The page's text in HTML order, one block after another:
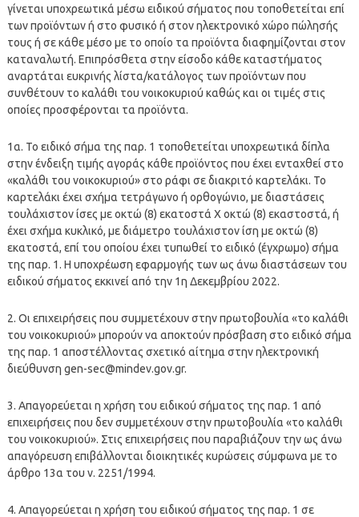
γίνεται υποχρεωτικά μέσω ειδικού σήματος που τοποθετείται επί
των προϊόντων ή στο φυσικό ή στον ηλεκτρονικό χώρο πώλησής
τους ή σε κάθε μέσο με το οποίο τα προϊόντα διαφημίζονται στον
καταναλωτή. Επιπρόσθετα στην είσοδο κάθε καταστήματος
αναρτάται ευκρινής λίστα/κατάλογος των προϊόντων που
συνθέτουν το καλάθι του νοικοκυριού καθώς και οι τιμές στις
οποίες προσφέρονται τα προϊόντα.
1α. Το ειδικό σήμα της παρ. 1 τοποθετείται υποχρεωτικά δίπλα
στην ένδειξη τιμής αγοράς κάθε προϊόντος που έχει ενταχθεί στο
«καλάθι του νοικοκυριού» στο ράφι σε διακριτό καρτελάκι. Το
καρτελάκι έχει σχήμα τετράγωνο ή ορθογώνιο, με διαστάσεις
τουλάχιστον ίσες με οκτώ (8) εκατοστά Χ οκτώ (8) εκαστοστά, ή
έχει σχήμα κυκλικό, με διάμετρο τουλάχιστον ίση με οκτώ (8)
εκατοστά, επί του οποίου έχει τυπωθεί το ειδικό (έγχρωμο) σήμα
της παρ. 1. Η υποχρέωση εφαρμογής των ως άνω διαστάσεων του
ειδικού σήματος εκκινεί από την 1η Δεκεμβρίου 2022.
2. Οι επιχειρήσεις που συμμετέχουν στην πρωτοβουλία «το καλάθι
του νοικοκυριού» μπορούν να αποκτούν πρόσβαση στο ειδικό σήμα
της παρ. 1 αποστέλλοντας σχετικό αίτημα στην ηλεκτρονική
διεύθυνση gen-sec@mindev.gov.gr.
3. Απαγορεύεται η χρήση του ειδικού σήματος της παρ. 1 από
επιχειρήσεις που δεν συμμετέχουν στην πρωτοβουλία «το καλάθι
του νοικοκυριού». Στις επιχειρήσεις που παραβιάζουν την ως άνω
απαγόρευση επιβάλλονται διοικητικές κυρώσεις σύμφωνα με το
άρθρο 13α του ν. 2251/1994.
4. Απαγορεύεται η χρήση του ειδικού σήματος της παρ. 1 σε